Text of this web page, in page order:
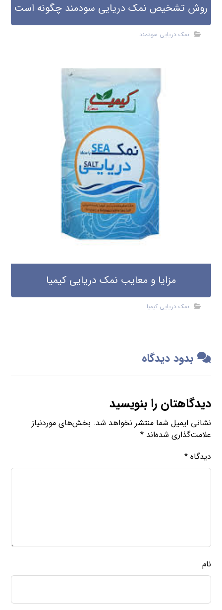
روش تشخیص نمک دریایی سودمند چگونه است
نمک دریایی سودمند
مزایا و معایب نمک دریایی کیمیا
نمک دریایی کیمیا
بدود دیدگاه
دیدگاهتان را بنویسید
نشانی ایمیل شما منتشر نخواهد شد. بخش‌های موردنیاز
علامت‌گذاری شده‌اند*
دیدگاه*
نام